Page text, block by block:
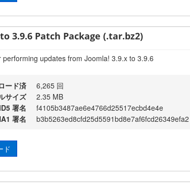
3.9.6 Patch Package (.tar.bz2)
performing updates from Joomla! 3.9.x to 3.9.6
ード済
6,265 回
サイズ
2.35 MB
署名
f4105b3487ae6e4766d25517ecbd4e4e
署名
b3b5263ed8cfd25d5591bd8e7af6fcd26349efa2
ド